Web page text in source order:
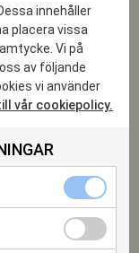
innehåller
placera vissa
Vi på
av följande
vi använder
vår cookiepolicy.
Nödvändiga
cookies
kryssruta
Funktionella
cookies